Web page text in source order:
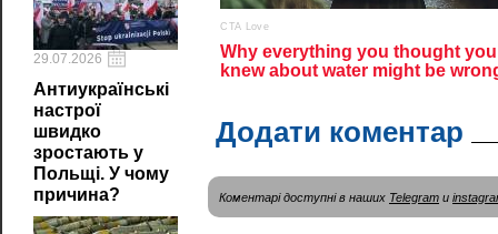
29.07.2026
Антиукраїнські
настрої
швидко
зростають у
Польщі. У чому
причина?
Додати коментар
Коментарі доступні в наших Telegram и